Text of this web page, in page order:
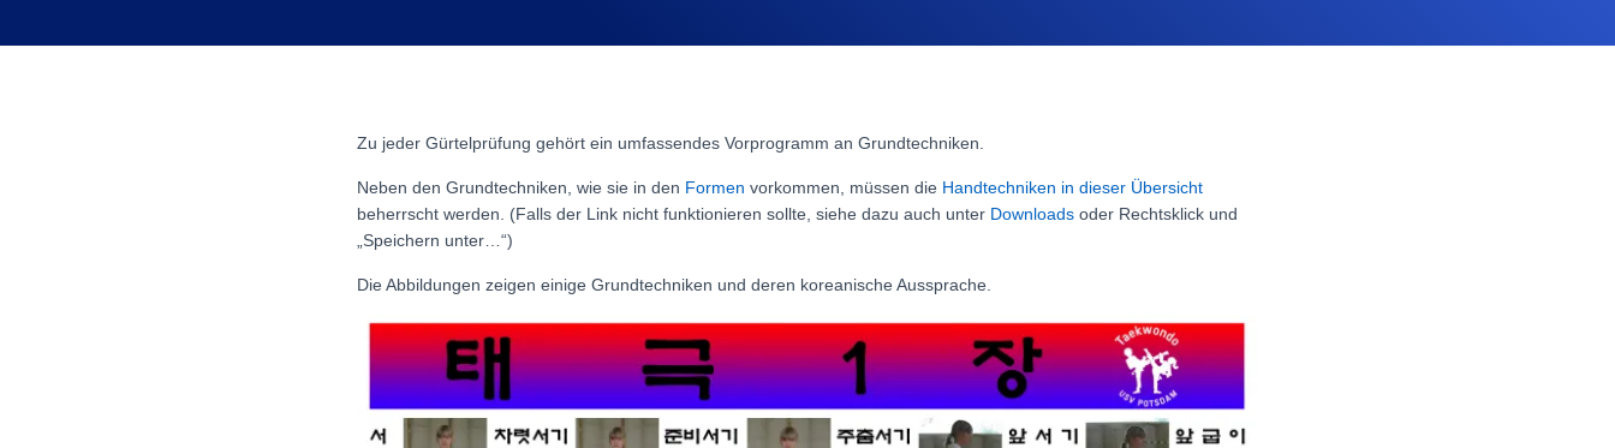
Zu jeder Gürtelprüfung gehört ein umfassendes Vorprogramm an Grundtechniken.
Neben den Grundtechniken, wie sie in den Formen vorkommen, müssen die Handtechniken in dieser Übersicht
beherrscht werden. (Falls der Link nicht funktionieren sollte, siehe dazu auch unter Downloads oder Rechtsklick und
„Speichern unter…“)
Die Abbildungen zeigen einige Grundtechniken und deren koreanische Aussprache.